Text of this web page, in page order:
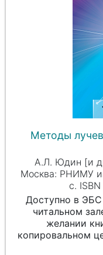
Методы
А.Л. Юдин [и
Москва: РНИМУ
с.
Доступно в
читальном
желании
копировальном